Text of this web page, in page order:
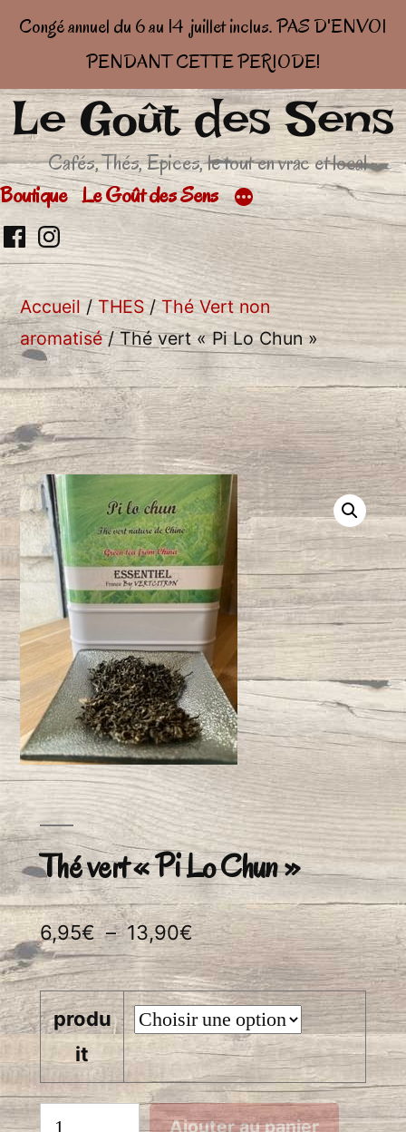
Congé annuel du 6 au 14 juillet inclus. PAS D'ENVOI
PENDANT CETTE PERIODE!
Aller
au
contenu
Le Goût des Sens
Cafés, Thés, Epices, le tout en vrac et local
Boutique Le Goût des Sens
Retrouvez
moi
sur
facebook
Retrouver
moi
sur
Insta
Accueil / THES/Thé Vert non
aromatisé/ Thé vert « Pi Lo Chun »
Thé vert « Pi Lo Chun »
6,95€ – 13,90€Plage
de
prix :
6,95€
à
13,90€
produ
it
quantité
Ajouter au panier